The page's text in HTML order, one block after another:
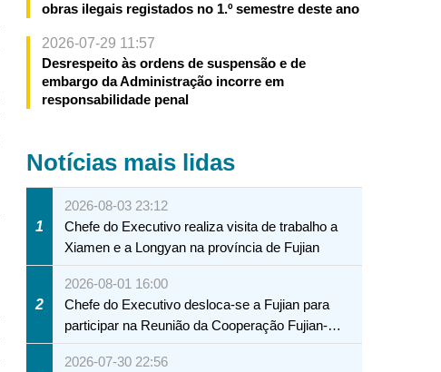
obras ilegais registados no 1.º semestre deste ano
2026-07-29 11:57
Desrespeito às ordens de suspensão e de
embargo da Administração incorre em
responsabilidade penal
Notícias mais lidas
1
2026-08-03 23:12
Chefe do Executivo realiza visita de trabalho a
Xiamen e a Longyan na província de Fujian
2
2026-08-01 16:00
Chefe do Executivo desloca-se a Fujian para
participar na Reunião da Cooperação Fujian-
Macau
2026-07-30 22:56